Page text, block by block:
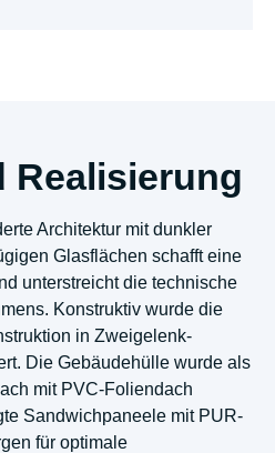
Realisierung
Architektur mit dunkler
Glasflächen schafft eine
unterstreicht die technische
Konstruktiv wurde die
in Zweigelenk-
Die Gebäudehülle wurde als
mit PVC-Foliendach
Sandwichpaneele mit PUR-
für optimale